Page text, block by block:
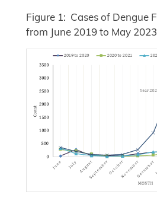
Figure 1: Cases of Dengue
from June 2019 to May